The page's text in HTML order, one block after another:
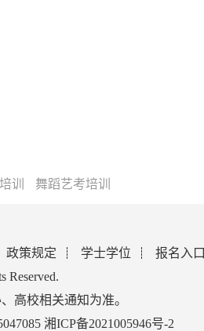
训 舞蹈艺考培训
政策规定 学士学位
报名入口
Reserved.
高校相关通知为准。
湘ICP备2021005946号-2